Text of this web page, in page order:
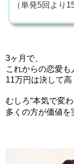
（単発5回より
3ヶ月で、
これからの恋愛も
11万円は決して高
むしろ“本気で変
多くの方が価値を